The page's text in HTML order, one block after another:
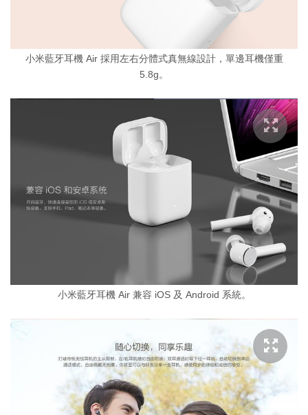
小米藍牙耳機 Air 採用左右分體式真無線設計，單邊耳機僅重
5.8g。
小米藍牙耳機 Air 兼容 iOS 及 Android 系統。